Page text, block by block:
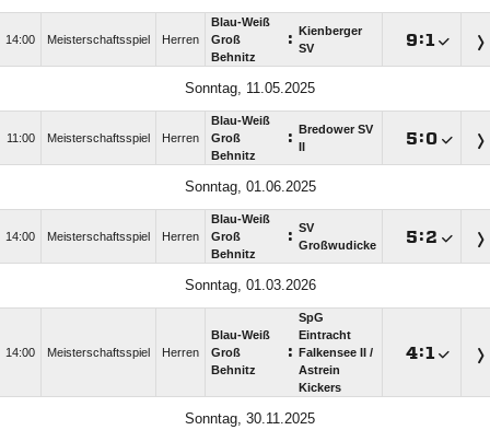
14:00 Meisterschaftsspiel Herren
Blau-Weiß
Groß
Behnitz
:
Kienberger
SV
:
Sonntag, 11.05.2025
11:00 Meisterschaftsspiel Herren
Blau-Weiß
Groß
Behnitz
:
Bredower SV
:
Sonntag, 01.06.2025
14:00 Meisterschaftsspiel Herren
Blau-Weiß
Groß
Behnitz
: SV
Großwudicke
:
Sonntag, 01.03.2026
14:00 Meisterschaftsspiel Herren
Blau-Weiß
Groß
Behnitz
:
SpG
Eintracht
Falkensee II /​
Astrein
Kickers
:
Sonntag, 30.11.2025